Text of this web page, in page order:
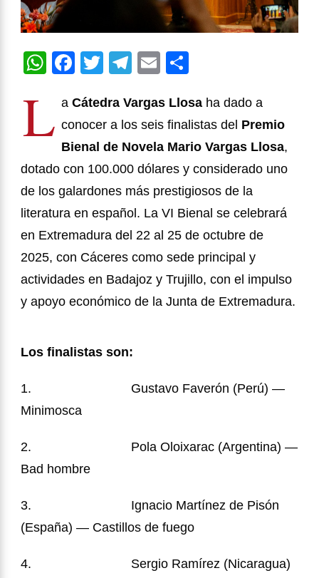
WhatsApp
Facebook
Twitter
Telegram
Email
L a Cátedra Vargas Llosa ha dado a
conocer a los seis finalistas del Premio
Bienal de Novela Mario Vargas Llosa,
dotado con 100.000 dólares y considerado uno
de los galardones más prestigiosos de la
literatura en español. La VI Bienal se celebrará
en Extremadura del 22 al 25 de octubre de
2025, con Cáceres como sede principal y
actividades en Badajoz y Trujillo, con el impulso
y apoyo económico de la Junta de Extremadura.
Los finalistas son:
1. Gustavo Faverón (Perú) —
Minimosca
2. Pola Oloixarac (Argentina) —
Bad hombre
3. Ignacio Martínez de Pisón
(España) — Castillos de fuego
4. Sergio Ramírez (Nicaragua)